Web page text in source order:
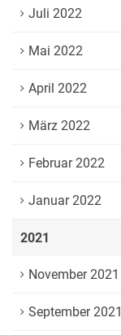
Juli 2022
Mai 2022
April 2022
März 2022
Februar 2022
Januar 2022
2021
November 2021
September 2021